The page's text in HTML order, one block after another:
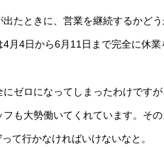
出たときに、営業を継続するかど
月4日から6月11日まで完全に休業
にゼロになってしまったわけです
フも大勢働いてくれています。そ
て行かなければいけないなと。